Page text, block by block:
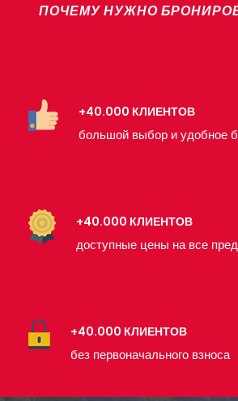
ПОЧЕМУ НУЖНО
+40.000 КЛИЕНТОВ
большой выбор и удобное
+40.000 КЛИЕНТОВ
доступные цены на все
+40.000 КЛИЕНТОВ
без первоначального взноса